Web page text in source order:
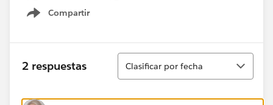
Compartir
Show menu
2 respuestas
Ordenar
Clasificar por fecha